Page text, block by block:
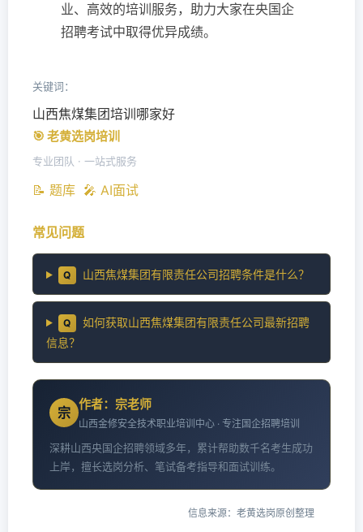
业、高效的培训服务，助力大家在央国企
招聘考试中取得优异成绩。
关键词：
山西焦煤集团培训哪家好
🎯 老黄选岗培训
专业团队 · 一站式服务
📝 题库 🎤 AI面试
常见问题
Q 山西焦煤集团有限责任公司招聘条件是什么？
Q
如何获取山西焦煤集团有限责任公司最新招聘
信息？
宗
作者：宗老师
山西金修安全技术职业培训中心 · 专注国企招聘培训
深耕山西央国企招聘领域多年，累计帮助数千名考生成功
上岸，擅长选岗分析、笔试备考指导和面试训练。
信息来源：老黄选岗原创整理